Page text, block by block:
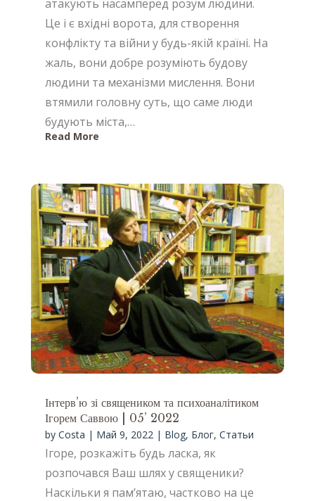
атакують насамперед розум людини.
Це і є вхідні ворота, для створення
конфлікту та війни у будь-якій країні. На
жаль, вони добре розуміють будову
людини та механізми мислення. Вони
втямили головну суть, що саме люди
будують міста,…
Read More
Інтерв’ю зі священиком та психоаналітиком
Ігорем Саввою | 05’ 2022
by Costa | Май 9, 2022| Blog, Блог, Статьи
Ігоре, розкажіть будь ласка, як
розпочався Ваш шлях у священики?
Наскільки я пам’ятаю, частково на це